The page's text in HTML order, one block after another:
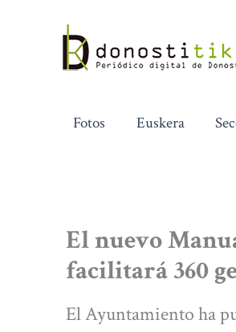
contenido
Fotos Euskera
El nuevo
facilitará 360
El Ayuntamiento ha